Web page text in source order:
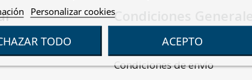
Condiciones Generales
Condiciones de compra
Condiciones de envío
Personalizar cookies
TODO ACEPTO